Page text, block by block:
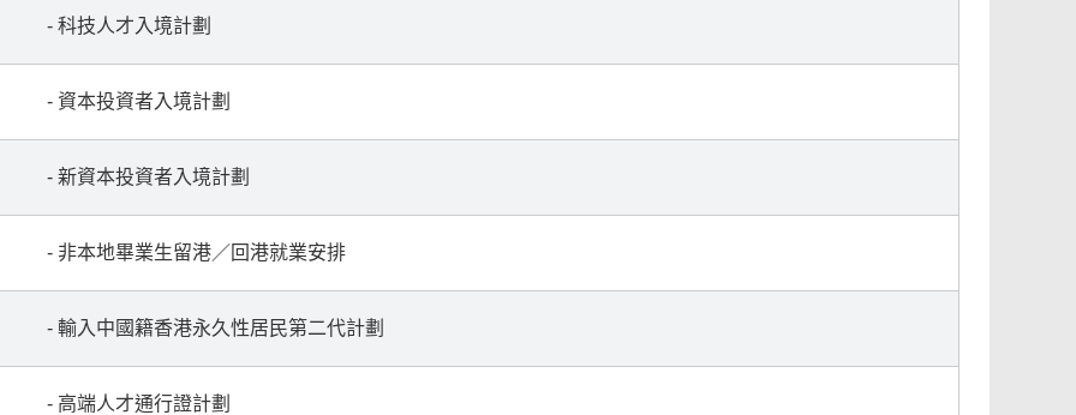
- 科技人才入境計劃
- 資本投資者入境計劃
- 新資本投資者入境計劃
- 非本地畢業生留港／回港就業安排
- 輸入中國籍香港永久性居民第二代計劃
- 高端人才通行證計劃